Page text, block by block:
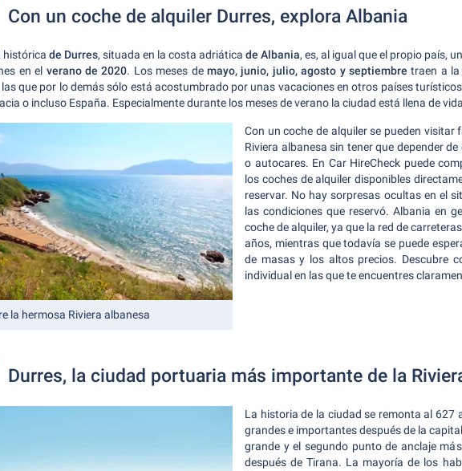
Con un coche de alquiler Durres, explora Albania
histórica de Durres, situada en la costa adriática de Albania, es, al igual que el propio país,
en el verano de 2020. Los meses de mayo, junio, julio, agosto y septiembre traen a
que por lo demás sólo está acostumbrado por unas vacaciones en otros países
o incluso España. Especialmente durante los meses de verano la ciudad está llena de
la hermosa Riviera albanesa
Con un coche de alquiler se pueden
Riviera albanesa sin tener que depender
o autocares. En Car HireCheck puede
los coches de alquiler disponibles
reservar. No hay sorpresas ocultas en el
las condiciones que reservó. Albania en
coche de alquiler, ya que la red de
años, mientras que todavía se puede
de masas y los altos precios. Descubre
individual en las que te encuentres
Durres, la ciudad portuaria más importante de la
La historia de la ciudad se remonta al 627
grandes e importantes después de la
grande y el segundo punto de anclaje
después de Tirana. La mayoría de los